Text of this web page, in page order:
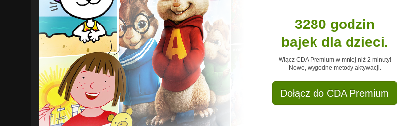
Oraz wiele innych tematów.
Gorąco polecamy i przypominamy o konkursie, w którym do wygrania jest książka "Rycerz
Siedmiu Królestw". Żeby ją zdobyć, należy w komentarzach na naszych kanałach (Youtube,
Facebook lub serwis internetowy) odpowiedzieć na pytanie: "Śmierci, której postaci z Gry o Tron
żałujcie najbardziej?" i uzasadnić swój typ w kilku zdaniach. Arbitralnie wybierzemy odpowiedź,
która nas najbardziej poruszy/ujmie/zaintryguje i w finałowym epizodzie podamy nazwisko
zwycięzcy. Na odpowiedzi czekamy do niedzieli (27 sierpnia) go godziny 20. Słuchajcie i
bawcie się z nami ;]
3280 godzin
bajek dla dzieci.
Włącz CDA Premium w mniej niż 2 minuty!
Nowe, wygodne metody aktywacji.
Dołącz do CDA Premium